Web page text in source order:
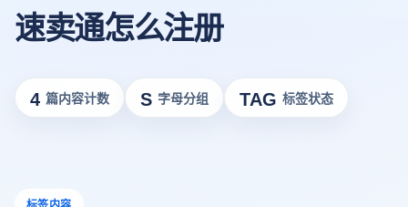
速卖通怎么注册
4 篇内容计数 S 字母分组 TAG 标签状态
标签内容